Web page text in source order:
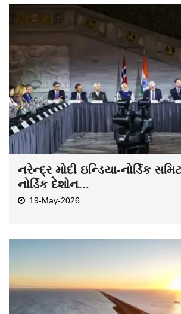
નરેન્દ્ર મોદી ઇન્ડિયા-નોર્ડિક
નોર્ડિક દેશોન...
19-May-2026